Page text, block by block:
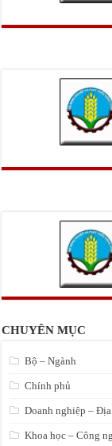
CHUYÊN MỤC
Bộ – Ngành
Chính phủ
Doanh nghiệp –
Khoa học – Công